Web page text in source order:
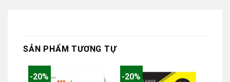
SẢN PHẨM TƯƠNG TỰ
-20% -20%